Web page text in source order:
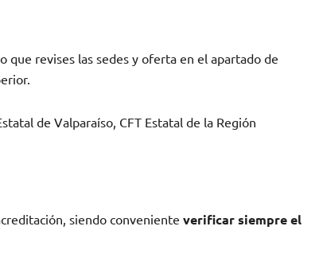
que revises las sedes y oferta en el apartado de
de Valparaíso, CFT Estatal de la Región
siendo convenienteverificar siempre el